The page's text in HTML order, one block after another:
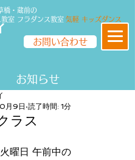
橋・蔵前の
教室 フラダンス教室 気軽 キッズダンス
お問い合わせ
​​お知らせ
ラス
月9日 読了時間: 1分
曜日 午前中の